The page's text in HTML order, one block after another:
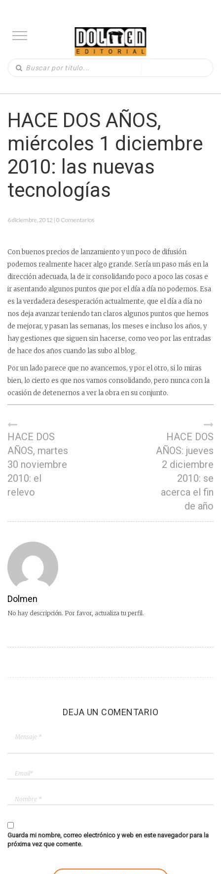
HACE DOS AÑOS,
miércoles 1 diciembre
2010: las nuevas
tecnologías
6 diciembre, 2012 | 0 Comentarios
Con buenos precios de lanzamiento y un poco de difusión
podemos realmente hacer algo grande. Sería un paso más en la
dirección adecuada, la de ir consolidando poco a poco las cosas e
ir asentando algunos puntos que por el día a día no podemos. Esa
es la verdadera desesperación actualmente, que el día a día no
nos deja avanzar teniendo tan claros algunos puntos que hemos
de mejorar, y pasan las semanas, los meses e incluso los años, y
hay gestiones que siguen sin hacerse, como veo por las entradas
de hace dos años cuando las subo al blog.
Por un lado parece que no avancemos, y por el otro, si lo miras
bien, lo cierto es que nos vamos consolidando, pero nunca con la
ocasión de detenernos a ver la obra en su conjunto.
HACE DOS
AÑOS, martes
30 noviembre
2010: el
relevo
HACE DOS
AÑOS: jueves
2 diciembre
2010: se
acerca el fin
de año
Dolmen
No hay descripción. Por favor, actualiza tu perfil.
DEJA UN COMENTARIO
Guarda mi nombre, correo electrónico y web en este navegador para la
próxima vez que comente.